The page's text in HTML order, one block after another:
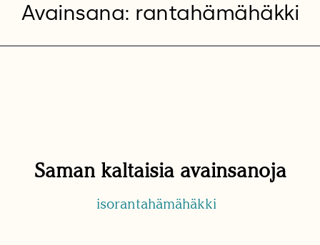
Avainsana: rantahämähäkki
Saman kaltaisia avainsanoja
isorantahämähäkki